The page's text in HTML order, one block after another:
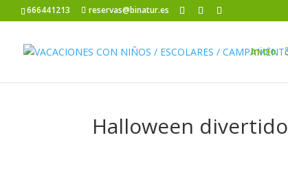
666441213 reservas@binatur.es
Inicio
Halloween divertido